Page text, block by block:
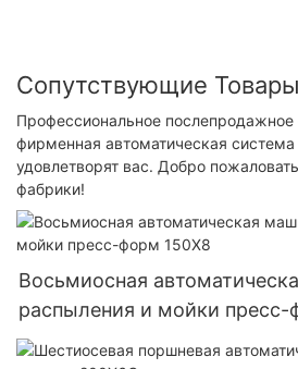
Сопутствующие Товары
Профессиональное
фирменная автоматическая
удовлетворят вас. Добро
фабрики!
Восьмиосная
распыления и мойки пресс-